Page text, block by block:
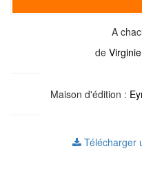
A
de
Maison d'édition :
Télécharger